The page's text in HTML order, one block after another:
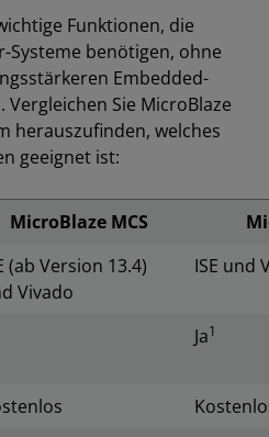
Funktionen, die
benötigen, ohne
Embedded-
Vergleichen Sie MicroBlaze
herauszufinden, welches
geeignet ist:
MicroBlaze MCS
(ab Version 13.4)
Vivado
ISE und
Ja1